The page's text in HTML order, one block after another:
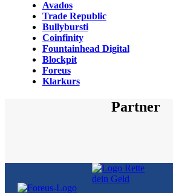
Avados
Trade Republic
Bullybursti
Coinfinity
Fountainhead Digital
Blockpit
Foreus
Klarkurs
Partner